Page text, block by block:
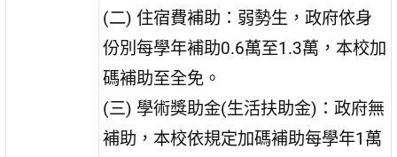
(二) 住宿費補助：弱勢生，政府依身
份別每學年補助0.6萬至1.3萬，本校加
碼補助至全免。
(三) 學術獎助金(生活扶助金)：政府無
補助，本校依規定加碼補助每學年1萬